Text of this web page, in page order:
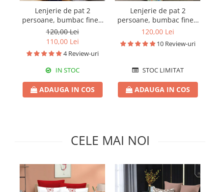
Pilote cu blăniță
Lenjerie de pat 2
persoane, bumbac finet,
6 piese, 2 fețe, planete,
SP535
120,00 Lei
110,00 Lei
4 Review-uri
IN STOC
ADAUGA IN COS
Lenjerie de pat 2
persoane, bumbac finet,
6 piese, 2 fețe, SP657
120,00 Lei
10 Review-uri
STOC LIMITAT
ADAUGA IN COS
CELE MAI NOI